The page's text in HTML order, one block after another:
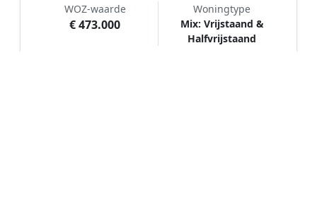
WOZ-waarde
€ 473.000
Woningtype
Mix: Vrijstaand &
Halfvrijstaand